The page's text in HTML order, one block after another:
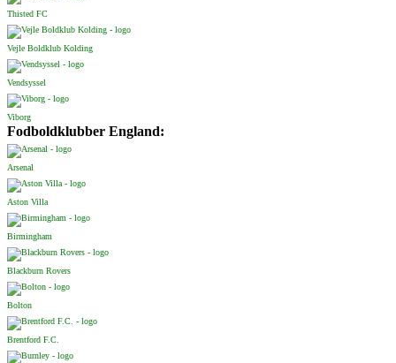
Thisted FC
Vejle Boldklub Kolding
Vendsyssel
Viborg
Fodboldklubber England:
Arsenal
Aston Villa
Birmingham
Blackburn Rovers
Bolton
Brentford F.C.